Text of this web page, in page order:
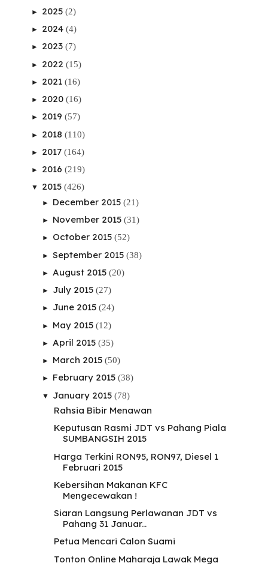
► 2025 (2)
► 2024 (4)
► 2023 (7)
► 2022 (15)
► 2021 (16)
► 2020 (16)
► 2019 (57)
► 2018 (110)
► 2017 (164)
► 2016 (219)
▼ 2015 (426)
► December 2015 (21)
► November 2015 (31)
► October 2015 (52)
► September 2015 (38)
► August 2015 (20)
► July 2015 (27)
► June 2015 (24)
► May 2015 (12)
► April 2015 (35)
► March 2015 (50)
► February 2015 (38)
▼ January 2015 (78)
Rahsia Bibir Menawan
Keputusan Rasmi JDT vs Pahang Piala
SUMBANGSIH 2015
Harga Terkini RON95, RON97, Diesel 1
Februari 2015
Kebersihan Makanan KFC
Mengecewakan !
Siaran Langsung Perlawanan JDT vs
Pahang 31 Januar...
Petua Mencari Calon Suami
Tonton Online Maharaja Lawak Mega